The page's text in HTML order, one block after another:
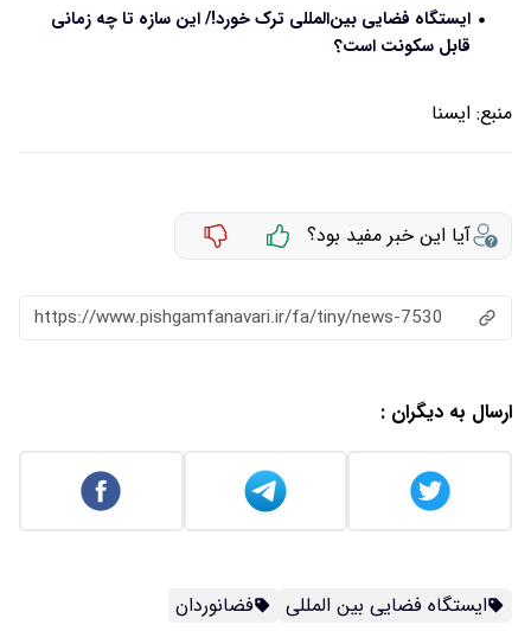
ایستگاه فضایی بین‌المللی ترک خورد!/ این سازه تا چه زمانی
قابل سکونت است؟
منبع: ايسنا
آیا این خبر مفید بود؟
https://www.pishgamfanavari.ir/fa/tiny/news-7530
ارسال به دیگران :
ایستگاه فضایی بین المللی فضانوردان